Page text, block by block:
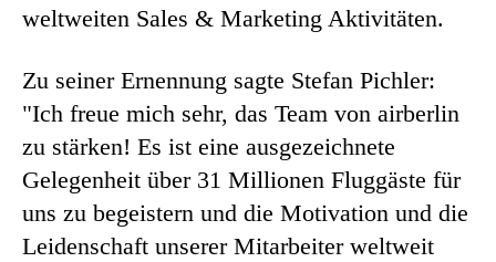
weltweiten Sales & Marketing Aktivitäten.
Zu seiner Ernennung sagte Stefan Pichler:
"Ich freue mich sehr, das Team von airberlin
zu stärken! Es ist eine ausgezeichnete
Gelegenheit über 31 Millionen Fluggäste für
uns zu begeistern und die Motivation und die
Leidenschaft unserer Mitarbeiter weltweit